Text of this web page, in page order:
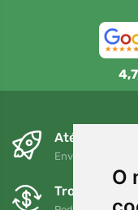
O
Até ao dia
Envio gratuito
Trocas e